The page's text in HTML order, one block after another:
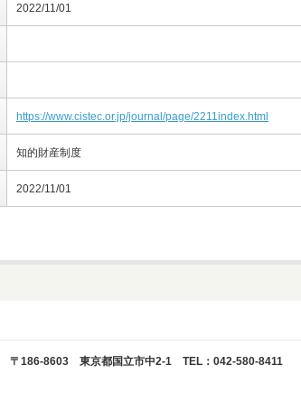
2022/11/01
https://www.cistec.or.jp/journal/page/2211index.html
知的財産制度
2022/11/01
〒186-8603 東京都国立市中2-1 TEL：042-580-8411